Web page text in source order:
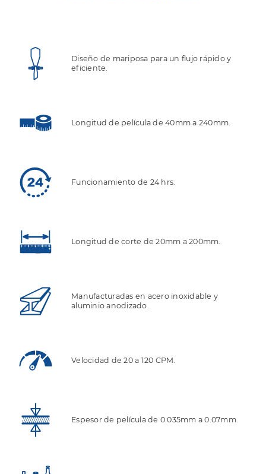
Diseño de mariposa para un flujo rápido y
eficiente.
Longitud de película de 40mm a 240mm.
Funcionamiento de 24 hrs.
Longitud de corte de 20mm a 200mm.
Manufacturadas en acero inoxidable y
aluminio anodizado.
Velocidad de 20 a 120 CPM.
Espesor de película de 0.035mm a 0.07mm.